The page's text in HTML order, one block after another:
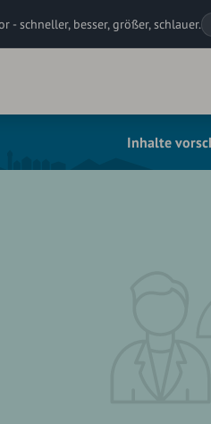
schneller, besser, größer, schlauer.
Inhalte